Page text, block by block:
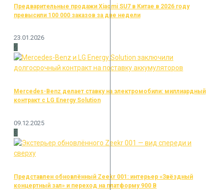
Предварительные продажи Xiaomi SU7 в Китае в 2026 году
превысили 100 000 заказов за две недели
23.01.2026
2
Mercedes-Benz делает ставку на электромобили: миллиардный
контракт с LG Energy Solution
09.12.2025
3
Представлен обновлённый Zeekr 001: интерьер «Звёздный
концертный зал» и переход на платформу 900 В